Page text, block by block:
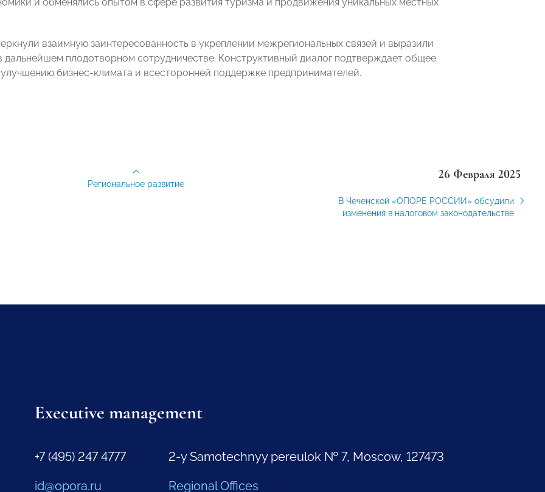
взаимную заинтересованность в укреплении межрегиональных связей и выразили
дальнейшем плодотворном сотрудничестве. Конструктивный диалог подтверждает общее
бизнес-климата и всесторонней поддержке предпринимателей.
26 Февраля 2025
В Чеченской «ОПОРЕ РОССИИ» обсудили
изменения в налоговом законодательстве
Региональное развитие
Executive management
+7 (495) 247 4777
id@opora.ru
2-y Samotechnyy pereulok № 7, Moscow, 127473
Regional Offices